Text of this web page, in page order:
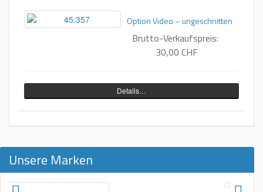
Option Video – ungeschnitten
Brutto-Verkaufspreis:
30,00 CHF
Details…
Unsere Marken